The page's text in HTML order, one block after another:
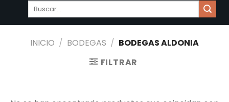
Buscar
INICIO / BODEGAS / BODEGAS ALDONIA
FILTRAR